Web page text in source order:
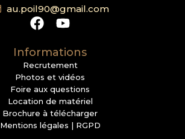
au.poil90@gmail.com
Informations
Recrutement
Photos et vidéos
Foire aux questions
Location de matériel
Brochure à télécharger
Mentions légales | RGPD